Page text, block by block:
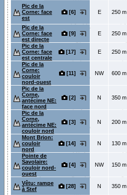
Pic de la
Corne: face
est
[6] E 250 m
Pic de la
Corne: face
est directe
[9] E 250 m
Pic de la
Corne: face
est centrale
[17] E 250 m
Pic de la
Corne:
couloir
nord-ouest
[11] NW 600 m
Pic de la
Corne,
antécime NE:
face nord
[2] N 350 m
Pic de la
Corne,
antécime NE:
couloir nord
[3] N 200 m
Mont Brion:
couloir
nord
[14] N 130 m
Pointe de
Savolaire:
couloir nord-
ouest
[4] NW 150 m
Vêtu: rampe
à Stef
[28] N 350 m